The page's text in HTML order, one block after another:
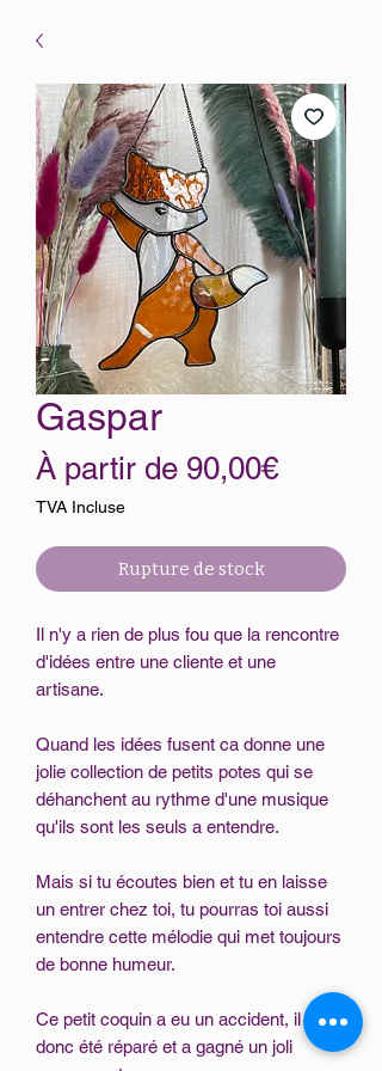
Gaspar
À partir de 90,00€Prix
TVA Incluse
Rupture de stock
Il n'y a rien de plus fou que la rencontre
d'idées entre une cliente et une
artisane.
Quand les idées fusent ca donne une
jolie collection de petits potes qui se
déhanchent au rythme d'une musique
qu'ils sont les seuls a entendre.
Mais si tu écoutes bien et tu en laisse
un entrer chez toi, tu pourras toi aussi
entendre cette mélodie qui met toujours
de bonne humeur.
Ce petit coquin a eu un accident, il a
donc été réparé et a gagné un joli